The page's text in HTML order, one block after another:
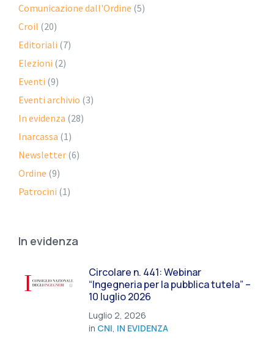
Comunicazione dall'Ordine (5)
Croil (20)
Editoriali (7)
Elezioni (2)
Eventi (9)
Eventi archivio (3)
In evidenza (28)
Inarcassa (1)
Newsletter (6)
Ordine (9)
Patrocini (1)
In evidenza
Circolare n. 441: Webinar
“Ingegneria per la pubblica tutela” –
10 luglio 2026
Luglio 2, 2026
in CNI, IN EVIDENZA